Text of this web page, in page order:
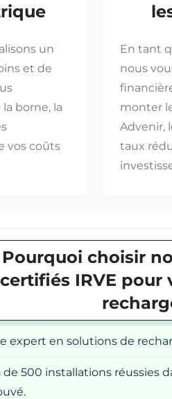
un
et de
borne, la
vos coûts
En tant
nous
monter
Advenir,
taux
Pourquoi choisir
certifiés IRVE pour
expert en solutions de
de 500 installations réussies